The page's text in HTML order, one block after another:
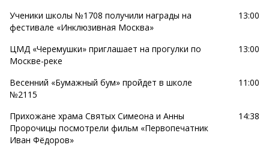
Ученики школы №1708 получили награды на
фестивале «Инклюзивная Москва»
13:00
ЦМД «Черемушки» приглашает на прогулки по
Москве-реке
13:00
Весенний «Бумажный бум» пройдет в школе
№2115
11:00
Прихожане храма Святых Симеона и Анны
Пророчицы посмотрели фильм «Первопечатник
Иван Фёдоров»
14:38